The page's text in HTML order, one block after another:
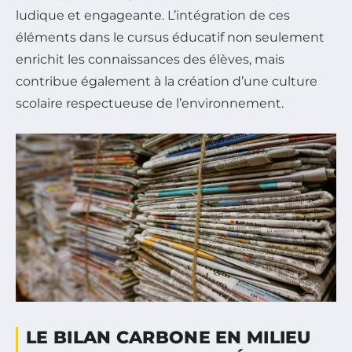
ludique et engageante. L’intégration de ces
éléments dans le cursus éducatif non seulement
enrichit les connaissances des élèves, mais
contribue également à la création d’une culture
scolaire respectueuse de l’environnement.
LE BILAN CARBONE EN MILIEU